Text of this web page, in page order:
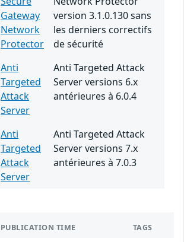
Gateway
Network
Protector
version 3.1.0.130 sans
les derniers correctifs
de sécurité
Anti
Targeted
Attack
Server
Anti Targeted Attack
Server versions 6.x
antérieures à 6.0.4
Anti
Targeted
Attack
Server
Anti Targeted Attack
Server versions 7.x
antérieures à 7.0.3
PUBLICATION TIME TAGS